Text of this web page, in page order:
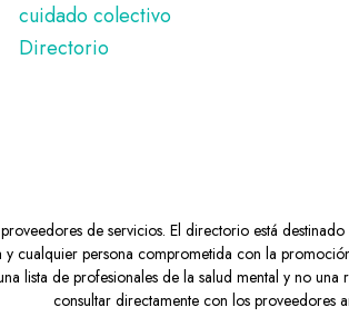
cuidado colectivo
Directorio
de servicios. El directorio está
y cualquier persona comprometida con la
lista de profesionales de la salud mental y no
consultar directamente con los proveedores